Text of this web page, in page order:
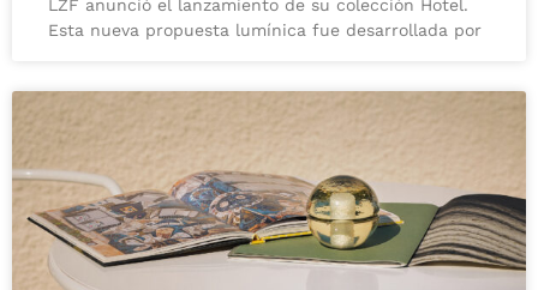
LZF anunció el lanzamiento de su colección Hotel.
Esta nueva propuesta lumínica fue desarrollada por